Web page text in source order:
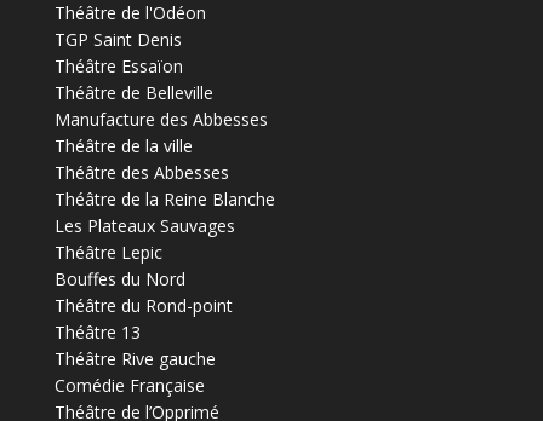
Théâtre de l'Odéon
TGP Saint Denis
Théâtre Essaïon
Théâtre de Belleville
Manufacture des Abbesses
Théâtre de la ville
Théâtre des Abbesses
Théâtre de la Reine Blanche
Les Plateaux Sauvages
Théâtre Lepic
Bouffes du Nord
Théâtre du Rond-point
Théâtre 13
Théâtre Rive gauche
Comédie Française
Théâtre de l’Opprimé